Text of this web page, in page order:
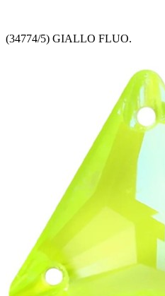
(34774/5) GIALLO FLUO.